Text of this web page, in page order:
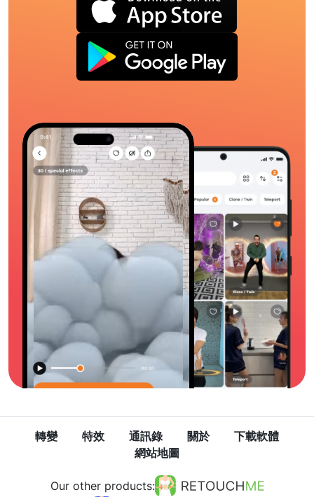
轉變 特效 通訊錄 關於
下載軟體
網站地圖
Our other products: